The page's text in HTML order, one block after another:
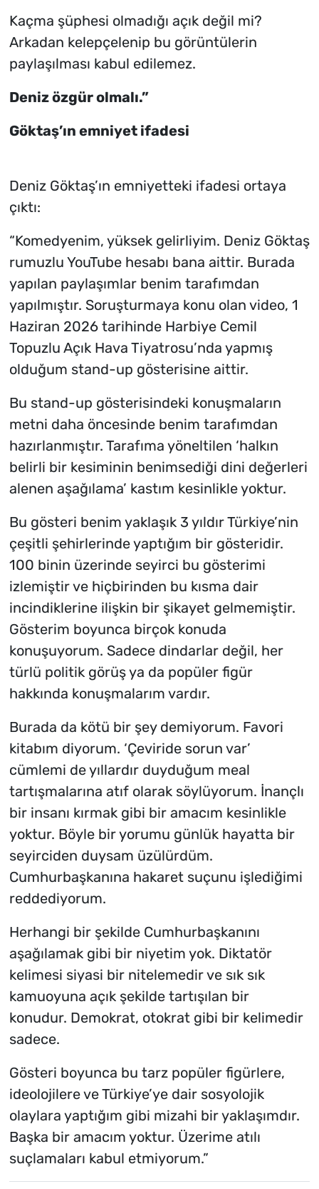
Kaçma şüphesi olmadığı açık değil mi?
Arkadan kelepçelenip bu görüntülerin
paylaşılması kabul edilemez.
Deniz özgür olmalı.”
Göktaş’ın emniyet ifadesi
Deniz Göktaş’ın emniyetteki ifadesi ortaya
çıktı:
“Komedyenim, yüksek gelirliyim. Deniz Göktaş
rumuzlu YouTube hesabı bana aittir. Burada
yapılan paylaşımlar benim tarafımdan
yapılmıştır. Soruşturmaya konu olan video, 1
Haziran 2026 tarihinde Harbiye Cemil
Topuzlu Açık Hava Tiyatrosu’nda yapmış
olduğum stand-up gösterisine aittir.
Bu stand-up gösterisindeki konuşmaların
metni daha öncesinde benim tarafımdan
hazırlanmıştır. Tarafıma yöneltilen ‘halkın
belirli bir kesiminin benimsediği dini değerleri
alenen aşağılama’ kastım kesinlikle yoktur.
Bu gösteri benim yaklaşık 3 yıldır Türkiye’nin
çeşitli şehirlerinde yaptığım bir gösteridir.
100 binin üzerinde seyirci bu gösterimi
izlemiştir ve hiçbirinden bu kısma dair
incindiklerine ilişkin bir şikayet gelmemiştir.
Gösterim boyunca birçok konuda
konuşuyorum. Sadece dindarlar değil, her
türlü politik görüş ya da popüler figür
hakkında konuşmalarım vardır.
Burada da kötü bir şey demiyorum. Favori
kitabım diyorum. ‘Çeviride sorun var’
cümlemi de yıllardır duyduğum meal
tartışmalarına atıf olarak söylüyorum. İnançlı
bir insanı kırmak gibi bir amacım kesinlikle
yoktur. Böyle bir yorumu günlük hayatta bir
seyirciden duysam üzülürdüm.
Cumhurbaşkanına hakaret suçunu işlediğimi
reddediyorum.
Herhangi bir şekilde Cumhurbaşkanını
aşağılamak gibi bir niyetim yok. Diktatör
kelimesi siyasi bir nitelemedir ve sık sık
kamuoyuna açık şekilde tartışılan bir
konudur. Demokrat, otokrat gibi bir kelimedir
sadece.
Gösteri boyunca bu tarz popüler figürlere,
ideolojilere ve Türkiye’ye dair sosyolojik
olaylara yaptığım gibi mizahi bir yaklaşımdır.
Başka bir amacım yoktur. Üzerime atılı
suçlamaları kabul etmiyorum.”